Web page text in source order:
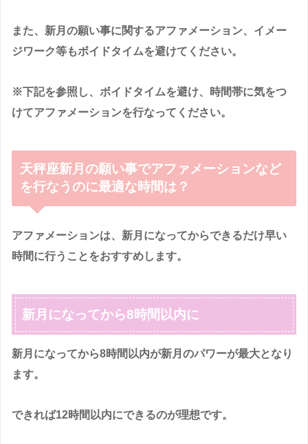
また、新月の願い事に関するアファメーション、イメー
ジワーク等もボイドタイムを避けてください。
※下記を参照し、ボイドタイムを避け、時間帯に気をつ
けてアファメーションを行なってください。
天秤座新月の願い事でアファメーションなど
を行なうのに最適な時間は？
アファメーションは、新月になってからできるだけ早い
時間に行うことをおすすめします。
新月になってから8時間以内に
新月になってから8時間以内が新月のパワーが最大となり
ます。
できれば12時間以内にできるのが理想です。